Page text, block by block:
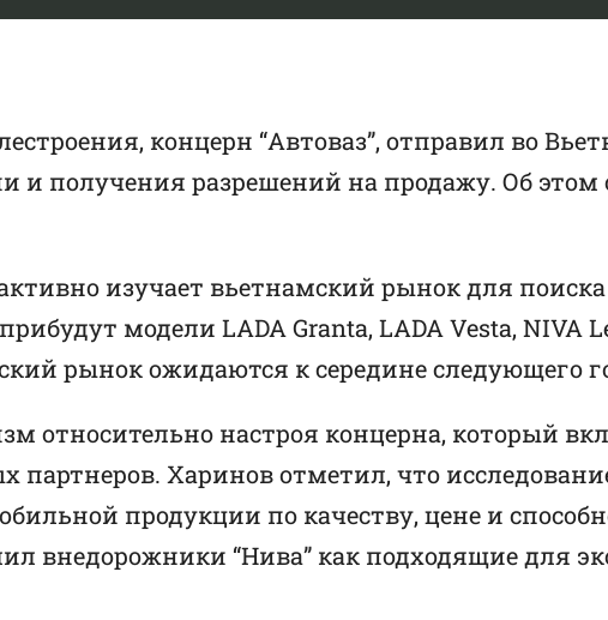
концерн “Автоваз”, отправил во
получения разрешений на продажу. Об этом
изучает вьетнамский рынок для
модели LADA Granta, LADA Vesta, NIVA
рынок ожидаются к середине следующего
относительно настроя концерна, который
партнеров. Харинов отметил, что
продукции по качеству, цене и
внедорожники “Нива” как подходящие для